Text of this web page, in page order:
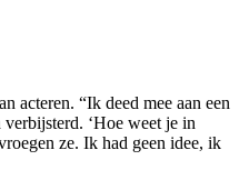
acteren. “Ik deed mee aan een
‘Hoe weet je in
ze. Ik had geen idee, ik